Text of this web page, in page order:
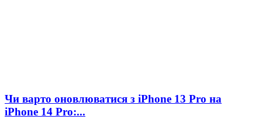
Чи варто оновлюватися з iPhone 13 Pro на
iPhone 14 Pro:...